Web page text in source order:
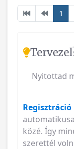
1
Nyitottad
Regisztráció
közé. Így
szerettél